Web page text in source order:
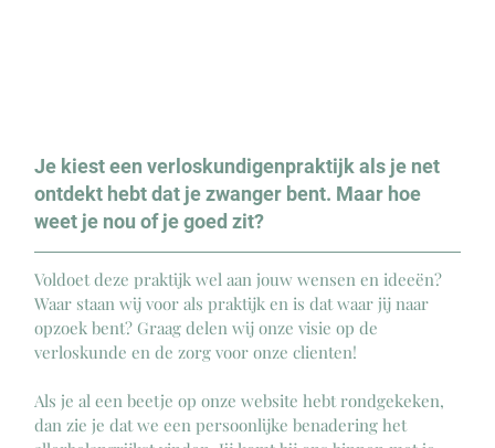
Je kiest een verloskundigenpraktijk als je net
ontdekt hebt dat je zwanger bent. Maar hoe
weet je nou of je goed zit?
Voldoet deze praktijk wel aan jouw wensen en ideeën?
Waar staan wij voor als praktijk en is dat waar jij naar
opzoek bent? Graag delen wij onze visie op de
verloskunde en de zorg voor onze clienten!
Als je al een beetje op onze website hebt rondgekeken,
dan zie je dat we een persoonlijke benadering het